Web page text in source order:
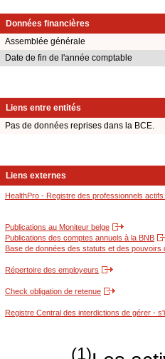
Données financières
Assemblée générale
Date de fin de l'année comptable
Liens entre entités
Pas de données reprises dans la BCE.
Liens externes
HealthPro - Registre des professionnels
Publications au Moniteur belge
Publications des comptes annuels à la BNB
Base de données des statuts et des
Répertoire des employeurs
Check obligation de retenue
Registre Central des interdictions de gérer -
(1)